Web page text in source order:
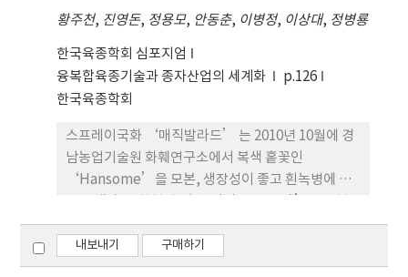
‘Sunny Red Butter’ is brown in seeds and
glossy. The leaf stalk is white. It can be
harvested from 30 days after planting. The
average harvested leaf number is 51 leaves
plant, which is 44% higher than a control
lettuce variety ‘Germania’. It showed that
30.9 tons/ha production was made in spring,
in 6 areas (Daegwanryeong, Gyeonggi,
Chungbuk, Jeonbuk, Gyeongnam, and Jeju)
황주천, 진영돈, 정용모, 안동춘, 이병정, 이상대, 정병룡
한국육종학회 심포지엄
융복합육종기술과 종자산업의 세계화
p.126
한국육종학회
스프레이국화 ‘매직발라드’ 는 2010년 10월에 경
남농업기술원 화훼연구소에서 복색 홑꽃인
‘Hansome’을 모본, 생장성이 좋고 흰녹병에 강
으로 인공교배하여 획득한 474개의 종자로부터 실생
계통을 양성하여 화색이 좋고 화형이 안정되며, 생장
성이 우수한 홑꽃 화형의 복색(RP64A/WNN155C)
내보내기 구매하기